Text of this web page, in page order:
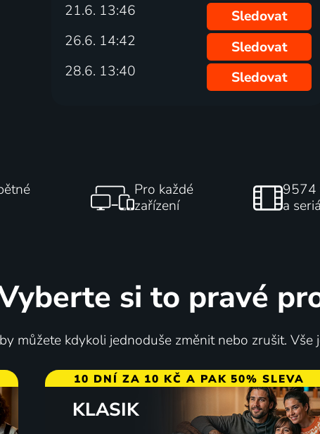
21.6. 13:46
Sledovat
26.6. 14:42
Sledovat
28.6. 13:40
Sledovat
Pro každé
zařízení
9574
a
si to pravé
můžete kdykoli jednoduše změnit nebo zrušit. Vše
10 DNÍ ZA 10 KČ A PAK 50% SLEVA
KLASIK